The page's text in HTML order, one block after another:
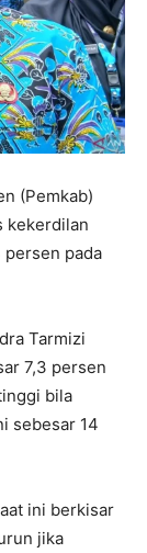
(Pemkab)
kekerdilan
persen pada
Tarmizi
7,3 persen
bila
sebesar 14
ini berkisar
jika